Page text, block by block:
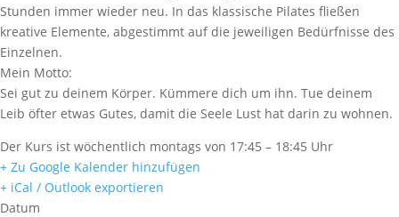
Stunden immer wieder neu. In das klassische Pilates fließen
kreative Elemente, abgestimmt auf die jeweiligen Bedürfnisse des
Einzelnen.
Mein Motto:
Sei gut zu deinem Körper. Kümmere dich um ihn. Tue deinem
Leib öfter etwas Gutes, damit die Seele Lust hat darin zu wohnen.
Der Kurs ist wöchentlich montags von 17:45 – 18:45 Uhr
+ Zu Google Kalender hinzufügen
+ iCal / Outlook exportieren
Datum